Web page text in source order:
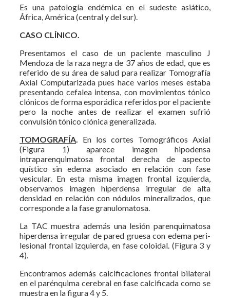
Es una patología endémica en el sudeste asiático,
África, América (central y del sur).
CASO CLÍNICO.
Presentamos el caso de un paciente masculino J
Mendoza de la raza negra de 37 años de edad, que es
referido de su área de salud para realizar Tomografía
Axial Computarizada pues hace varios meses estaba
presentando cefalea intensa, con movimientos tónico
clónicos de forma esporádica referidos por el paciente
pero la noche antes de realizar el examen sufrió
convulsión tónico clónica generalizada.
TOMOGRAFÍA
En los cortes Tomográficos Axial
(Figura 1) aparece imagen hipodensa
intraparenquimatosa frontal derecha de aspecto
quístico sin edema asociado en relación con fase
vesicular. En esta misma imagen frontal izquierda,
observamos imagen hiperdensa irregular de alta
densidad en relación con nódulos mineralizados, que
corresponde a la fase granulomatosa.
La TAC muestra además una lesión parenquimatosa
hiperdensa irregular de pared gruesa con edema peri-
lesional frontal izquierda, en fase coloidal. (Figura 3 y
4).
Encontramos además calcificaciones frontal bilateral
en el parénquima cerebral en fase calcificada como se
muestra en la figura 4 y 5.